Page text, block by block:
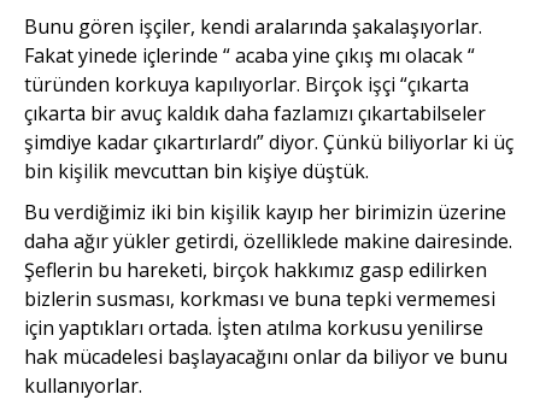
Bunu gören işçiler, kendi aralarında şakalaşıyorlar.
Fakat yinede içlerinde “ acaba yine çıkış mı olacak “
türünden korkuya kapılıyorlar. Birçok işçi “çıkarta
çıkarta bir avuç kaldık daha fazlamızı çıkartabilseler
şimdiye kadar çıkartırlardı” diyor. Çünkü biliyorlar ki üç
bin kişilik mevcuttan bin kişiye düştük.
Bu verdiğimiz iki bin kişilik kayıp her birimizin üzerine
daha ağır yükler getirdi, özelliklede makine dairesinde.
Şeflerin bu hareketi, birçok hakkımız gasp edilirken
bizlerin susması, korkması ve buna tepki vermemesi
için yaptıkları ortada. İşten atılma korkusu yenilirse
hak mücadelesi başlayacağını onlar da biliyor ve bunu
kullanıyorlar.